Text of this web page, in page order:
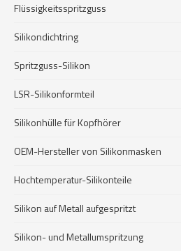
Flüssigkeitsspritzguss
Silikondichtring
Spritzguss-Silikon
LSR-Silikonformteil
Silikonhülle für Kopfhörer
OEM-Hersteller von Silikonmasken
Hochtemperatur-Silikonteile
Silikon auf Metall aufgespritzt
Silikon- und Metallumspritzung